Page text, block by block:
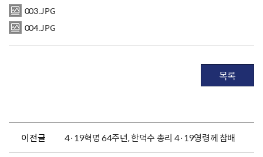
003.JPG
004.JPG
목록
이전글 4·19혁명 64주년, 한덕수 총리 4·19영령께 참배